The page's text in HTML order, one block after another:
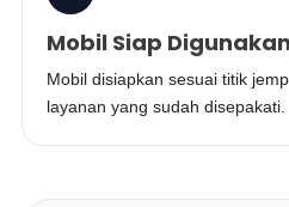
Mobil Siap Digunakan
Mobil disiapkan sesuai titik
layanan yang sudah disepakati.